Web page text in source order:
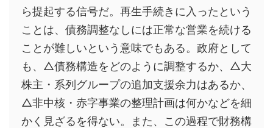
ら提起する信号だ。再生手続きに入ったという
ことは、債務調整なしには正常な営業を続ける
ことが難しいという意味でもある。政府として
も、△債務構造をどのように調整するか、△大
株主・系列グループの追加支援余力はあるか、
△非中核・赤字事業の整理計画は何かなどを細
かく見ざるを得ない。また、この過程で財務構